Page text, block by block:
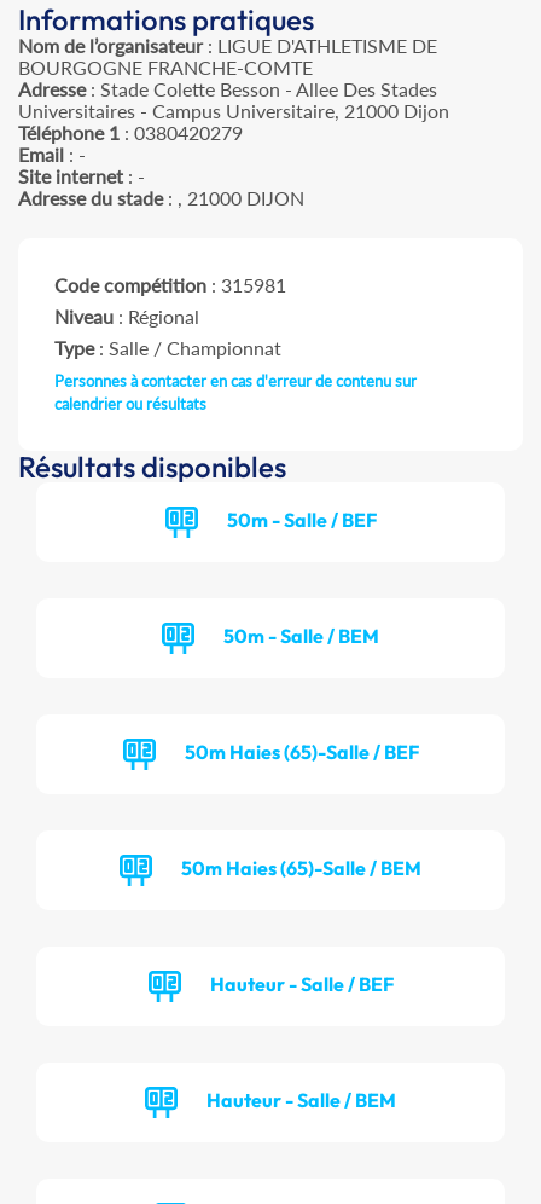
Informations pratiques
Nom de l’organisateur: LIGUE D'ATHLETISME DE
BOURGOGNE FRANCHE-COMTE
Adresse: Stade Colette Besson - Allee Des Stades
Universitaires - Campus Universitaire, 21000 Dijon
Téléphone 1 : 0380420279
Email : -
Site internet : -
Adresse du stade: , 21000 DIJON
Code compétition : 315981
Niveau : Régional
Type: Salle / Championnat
Personnes à contacter en cas d'erreur de contenu sur
calendrier ou résultats
Résultats disponibles
50m - Salle / BEF
50m - Salle / BEM
50m Haies (65)-Salle / BEF
50m Haies (65)-Salle / BEM
Hauteur - Salle / BEF
Hauteur - Salle / BEM